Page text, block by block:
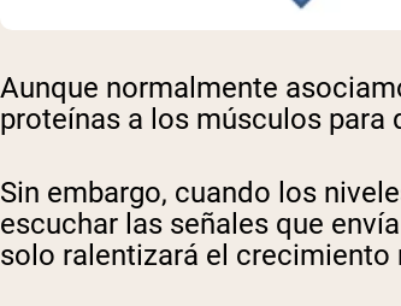
Aunque normalmente
proteínas a los músculos para
Sin embargo, cuando los
escuchar las señales que
solo ralentizará el crecimiento